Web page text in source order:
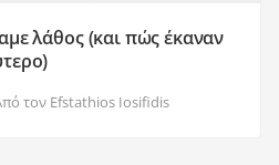
λάθος (και πώς έκαναν
τον Efstathios Iosifidis